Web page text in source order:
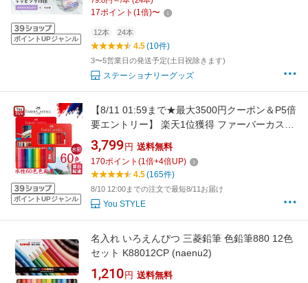
ポイントUPジャンル
男の子 女の子 シンプル(naenc2)
17ポイント (1倍)〜
12本 24本
4.5(10件)
3〜5営業日の発送予定(土日祝除きます)
ステーショナリーグッズ
ポイントUPジャンル
【8/11 01:59まで★最大3500円クーポン＆P5倍
要エントリー】 楽天1位獲得 ファーバーカステ
ル水彩60色 ファーバーカステル Faber-Castell
水彩色鉛筆 60色セット 赤缶 115965 入学準備
新学期 新入学準備 文具 文房具 贈り物 子供 こ
ども 大人の塗り絵 画材 水彩絵具 絵の
3,799 円 送料無料
170ポイント (1倍+4倍UP)
4.5(165件)
8/10 12:00までの注文で最短8/11お届け
You STYLE
名入れ いろえんぴつ 三菱鉛筆 色鉛筆880 12色
セット K88012CP (naenu2)
1,210 円 送料無料